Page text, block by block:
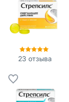
23 отзыва